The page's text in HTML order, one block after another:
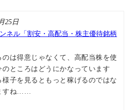
25日
ネル「割安・高配当・株主優待銘柄
は得意じゃなくて、高配当株を使
ところはどうにかなっています
子を見るともっと稼げるのではな
すね……